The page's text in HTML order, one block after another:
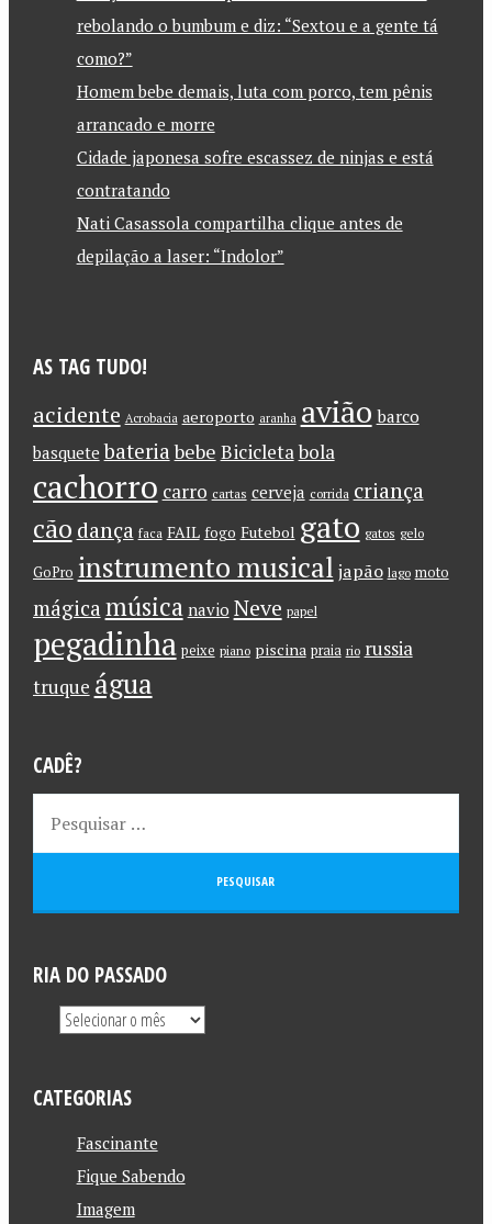
rebolando o bumbum e diz: “Sextou e a gente tá
como?”
Homem bebe demais, luta com porco, tem pênis
arrancado e morre
Cidade japonesa sofre escassez de ninjas e está
contratando
Nati Casassola compartilha clique antes de
depilação a laser: “Indolor”
AS TAG TUDO!
acidente Acrobacia aeroporto aranha avião barco
basquete bateriabebe Bicicletabola
cachorro carro cartas cerveja corrida criança
cão dança faca FAIL fogo Futebol gato gatos gelo
GoPro instrumento musical japão lago moto
mágica música navio Neve papel
pegadinha peixe piano piscina praia rio russia
truque água
CADÊ?
RIA DO PASSADO
CATEGORIAS
Fascinante
Fique Sabendo
Imagem